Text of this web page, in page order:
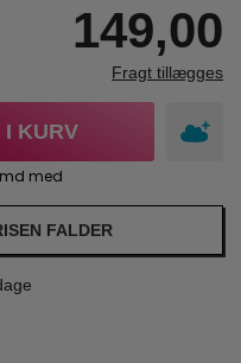
149,00
Fragt tillægges
KURV
FALDER